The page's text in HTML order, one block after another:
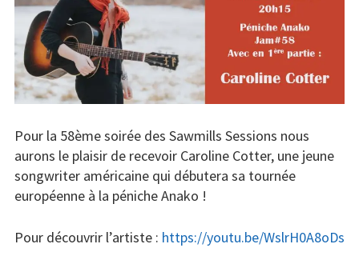
Liens
Contact /
Adhésion
Pour la 58ème soirée des Sawmills Sessions nous
aurons le plaisir de recevoir Caroline Cotter, une jeune
songwriter américaine qui débutera sa tournée
européenne à la péniche Anako !
Pour découvrir l’artiste : https://youtu.be/WslrH0A8oDs